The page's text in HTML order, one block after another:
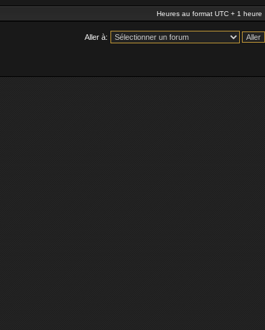
Heures au format UTC + 1 heure
Aller à: